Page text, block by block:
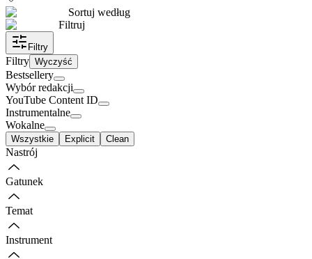
Sortuj według
Filtruj
Filtry
Filtry Wyczyść
Bestsellery
Wybór redakcji
YouTube Content ID
Instrumentalne
Wokalne
Wszystkie Explicit Clean
Nastrój
Gatunek
Temat
Instrument